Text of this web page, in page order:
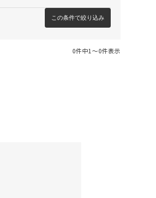
この条件で絞り込み
0件中1〜0件表示